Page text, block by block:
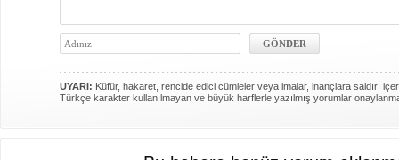
UYARI: Küfür, hakaret, rencide edici cümleler veya imalar, inançlara saldırı
Türkçe karakter kullanılmayan ve büyük harflerle yazılmış yorumlar